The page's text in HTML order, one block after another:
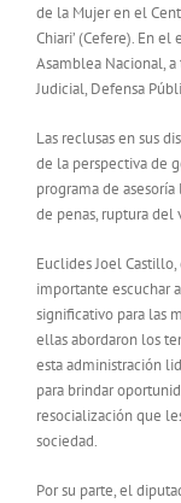
de la Mujer en el
Chiari’ (Cefere). En
Asamblea Nacional,
Judicial, Defensa
Las reclusas en sus
de la perspectiva de
programa de
de penas, ruptura
Euclides Joel
importante escuchar
significativo para las
ellas abordaron los
esta administración
para brindar
resocialización que
sociedad.
Por su parte, el